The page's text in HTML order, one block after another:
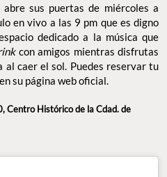
sus puertas de miércoles a
en vivo a las 9 pm que es digno
dedicado a la música que
con amigos mientras disfrutas
al caer el sol. Puedes reservar tu
su página web oficial.
Centro Histórico de la Cdad. de